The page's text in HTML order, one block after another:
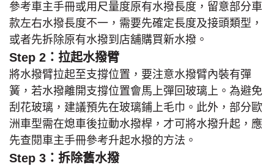
參考車主手冊或用尺量度原有水撥長度，留意部分車
款左右水撥長度不一，需要先確定長度及接頭類型，
或者先拆除原有水撥到店舖購買新水撥。
Step 2：拉起水撥臂
將水撥臂拉起至支撐位置，要注意水撥臂內裝有彈
簧，若水撥離開支撐位置會馬上彈回玻璃上。為避免
刮花玻璃，建議預先在玻璃鋪上毛巾。此外，部分歐
洲車型需在熄車後拉動水撥桿，才可將水撥升起，應
先查閱車主手冊參考升起水撥的方法。
Step 3：拆除舊水撥